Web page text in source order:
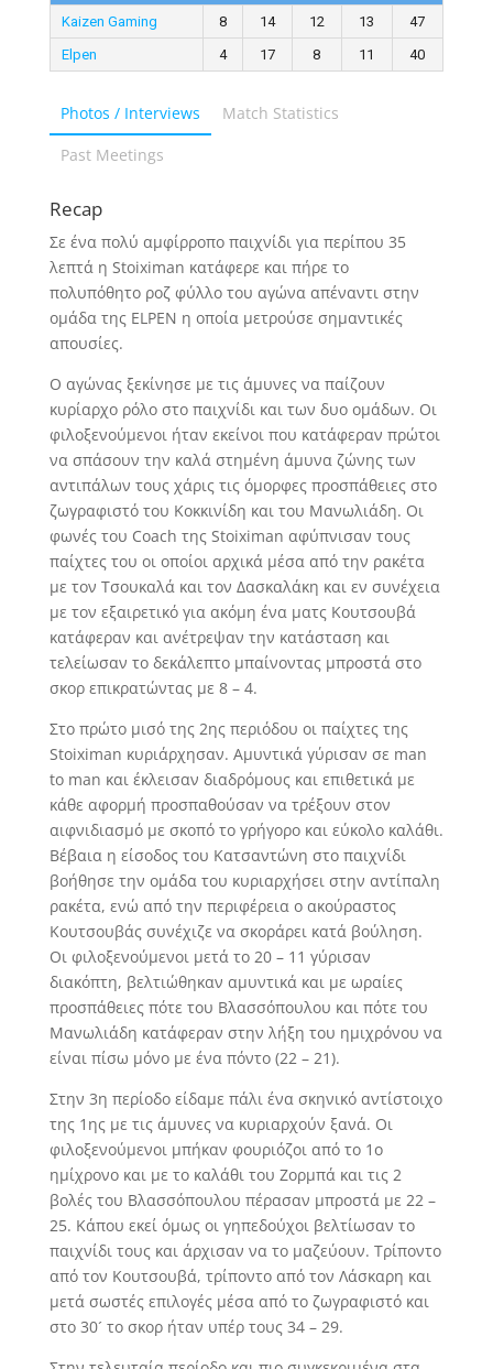
Kaizen Gaming 8 14 12 13
47
Elpen
4 17 8 11 40
Photos / Interviews
Match Statistics
Past Meetings
Recap
Σε ένα πολύ αμφίρροπο παιχνίδι για περίπου 35
λεπτά η Stoiximan κατάφερε και πήρε το
πολυπόθητο ροζ φύλλο του αγώνα απέναντι στην
ομάδα της ELPEN η οποία μετρούσε σημαντικές
απουσίες.
Ο αγώνας ξεκίνησε με τις άμυνες να παίζουν
κυρίαρχο ρόλο στο παιχνίδι και των δυο ομάδων. Οι
φιλοξενούμενοι ήταν εκείνοι που κατάφεραν πρώτοι
να σπάσουν την καλά στημένη άμυνα ζώνης των
αντιπάλων τους χάρις τις όμορφες προσπάθειες στο
ζωγραφιστό του Κοκκινίδη και του Μανωλιάδη. Οι
φωνές του Coach της Stoiximan αφύπνισαν τους
παίχτες του οι οποίοι αρχικά μέσα από την ρακέτα
με τον Τσουκαλά και τον Δασκαλάκη και εν συνέχεια
με τον εξαιρετικό για ακόμη ένα ματς Κουτσουβά
κατάφεραν και ανέτρεψαν την κατάσταση και
τελείωσαν το δεκάλεπτο μπαίνοντας μπροστά στο
σκορ επικρατώντας με 8 – 4.
Στο πρώτο μισό της 2ης περιόδου οι παίχτες της
Stoiximan κυριάρχησαν. Αμυντικά γύρισαν σε man
to man και έκλεισαν διαδρόμους και επιθετικά με
κάθε αφορμή προσπαθούσαν να τρέξουν στον
αιφνιδιασμό με σκοπό το γρήγορο και εύκολο καλάθι.
Βέβαια η είσοδος του Κατσαντώνη στο παιχνίδι
βοήθησε την ομάδα του κυριαρχήσει στην αντίπαλη
ρακέτα, ενώ από την περιφέρεια ο ακούραστος
Κουτσουβάς συνέχιζε να σκοράρει κατά βούληση.
Οι φιλοξενούμενοι μετά το 20 – 11 γύρισαν
διακόπτη, βελτιώθηκαν αμυντικά και με ωραίες
προσπάθειες πότε του Βλασσόπουλου και πότε του
Μανωλιάδη κατάφεραν στην λήξη του ημιχρόνου να
είναι πίσω μόνο με ένα πόντο (22 – 21).
Στην 3η περίοδο είδαμε πάλι ένα σκηνικό αντίστοιχο
της 1ης με τις άμυνες να κυριαρχούν ξανά. Οι
φιλοξενούμενοι μπήκαν φουριόζοι από το 1ο
ημίχρονο και με το καλάθι του Ζορμπά και τις 2
βολές του Βλασσόπουλου πέρασαν μπροστά με 22 –
25. Κάπου εκεί όμως οι γηπεδούχοι βελτίωσαν το
παιχνίδι τους και άρχισαν να το μαζεύουν. Τρίποντο
από τον Κουτσουβά, τρίποντο από τον Λάσκαρη και
μετά σωστές επιλογές μέσα από το ζωγραφιστό και
στο 30´ το σκορ ήταν υπέρ τους 34 – 29.